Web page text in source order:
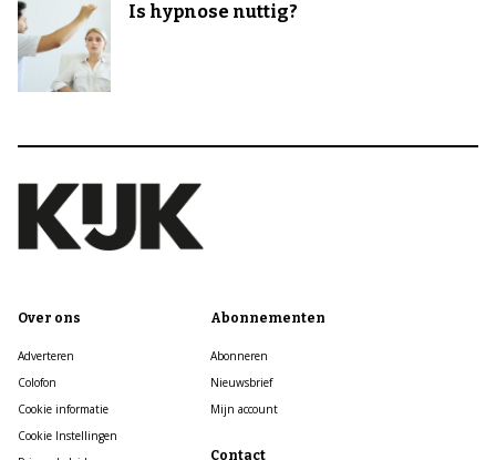
Is hypnose nuttig?
Over ons
Adverteren
Colofon
Cookie informatie
Cookie Instellingen
Abonnementen
Abonneren
Nieuwsbrief
Mijn account
Contact